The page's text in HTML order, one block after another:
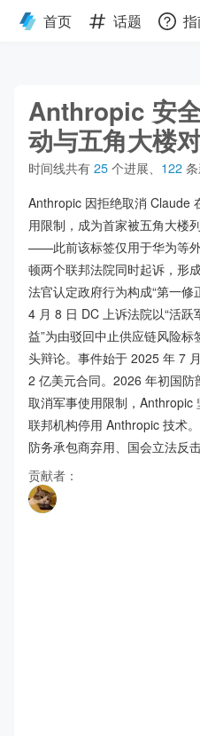
首页 话题
Anthropic 安
动与五角大楼
时间线共有25个进展 122
Anthropic 因拒绝取消 Claude
用限制，成为首家被五角大楼
——此前该标签仅用于华为等
顿两个联邦法院同时起诉，形
法官认定政府行为构成“第一
4 月 8 日 DC 上诉法院以“活
益”为由驳回中止供应链风险
头辩论。事件始于 2025 年 7
2 亿美元合同。2026 年初国
取消军事使用限制，Anthropic
联邦机构停用 Anthropic 技术
防务承包商弃用、国会立法反
贡献者：